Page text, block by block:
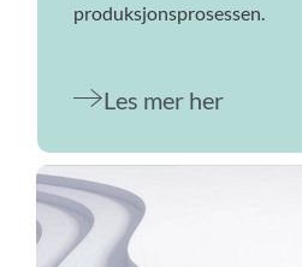
produksjonsprosessen.
Les mer her